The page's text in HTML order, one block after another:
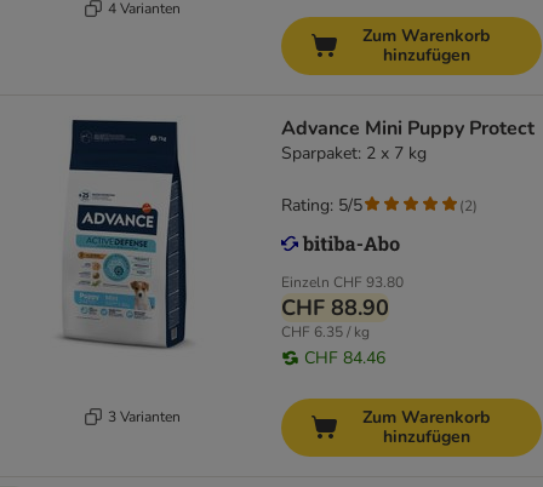
4 Varianten
Zum Warenkorb
hinzufügen
3 Varianten
Advance Mini Puppy Protect
Sparpaket: 2 x 7 kg
Einzeln CHF 93.80
CHF 88.90
CHF 6.35 / kg
CHF 84.46
Rating: 5/5 (2)
Zum Warenkorb
hinzufügen